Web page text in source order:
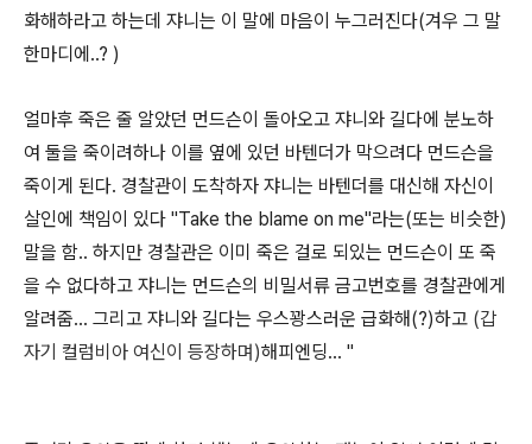
화해하라고 하는데 쟈니는 이 말에 마음이 누그러진다(겨우 그 말
한마디에..? )
얼마후 죽은 줄 알았던 먼드슨이 돌아오고 쟈니와 길다에 분노하
여 둘을 죽이려하나 이를 옆에 있던 바텐더가 막으려다 먼드슨을
죽이게 된다. 경찰관이 도착하자 쟈니는 바텐더를 대신해 자신이
살인에 책임이 있다 "Take the blame on me"라는(또는 비슷한)
말을 함.. 하지만 경찰관은 이미 죽은 걸로 되있는 먼드슨이 또 죽
을 수 없다하고 쟈니는 먼드슨의 비밀서류 금고번호를 경찰관에게
알려줌... 그리고 쟈니와 길다는 우스꽝스러운 급화해(?)하고 (갑
자기 컬럼비아 여신이 등장하며)해피엔딩... "